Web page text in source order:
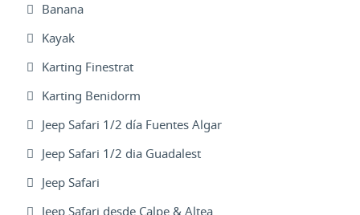
Banana
Kayak
Karting Finestrat
Karting Benidorm
Jeep Safari 1/2 día Fuentes Algar
Jeep Safari 1/2 dia Guadalest
Jeep Safari
Jeep Safari desde Calpe & Altea